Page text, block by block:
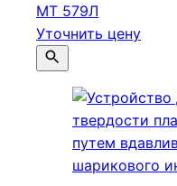
МТ 579Л
Уточнить цену